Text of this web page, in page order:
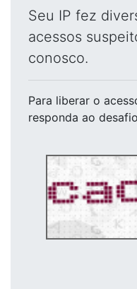
Seu IP fez
acessos
conosco.
Para liberar o
responda ao